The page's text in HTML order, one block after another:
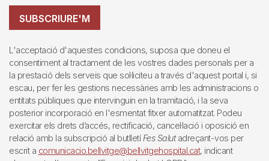
SUBSCRIURE'M
L'acceptació d'aquestes condicions, suposa que doneu el
consentiment al tractament de les vostres dades personals per a
la prestació dels serveis que sol·liciteu a través d'aquest portal i, si
escau, per fer les gestions necessàries amb les administracions o
entitats públiques que intervinguin en la tramitació, i la seva
posterior incorporació en l'esmentat fitxer automatitzat. Podeu
exercitar els drets d’accés, rectificació, cancel·lació i oposició en
relació amb la subscripció al butlletí Fes Salutadreçant-vos per
escrit a comunicacio.bellvitge@bellvitgehospital.cat, indicant